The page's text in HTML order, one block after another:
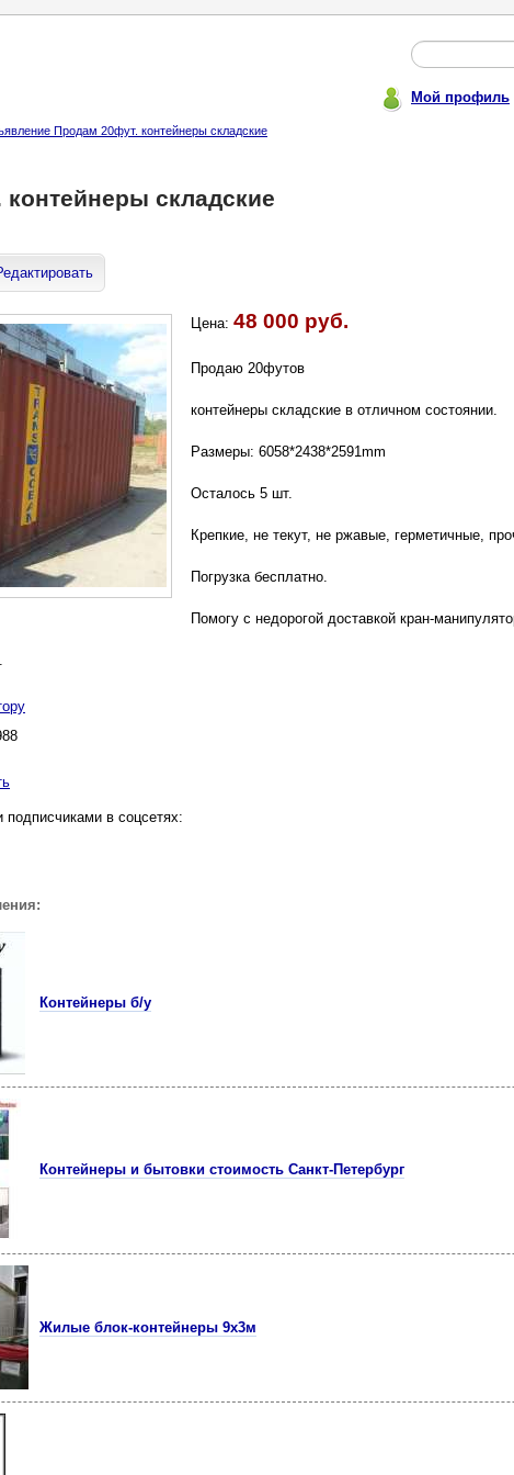
Мой профиль
Продам 20фут. контейнеры складские
складские
Цена: 48 000 руб.
Продаю 20футов
контейнеры складские в отличном состоянии.
Размеры: 6058*2438*2591mm
Осталось 5 шт.
Крепкие, не текут, не ржавые, герметичные,
Погрузка бесплатно.
Помогу с недорогой доставкой кран-
в соцсетях:
Контейнеры б/у
Контейнеры и бытовки стоимость Санкт-Петербург
Жилые блок-контейнеры 9х3м